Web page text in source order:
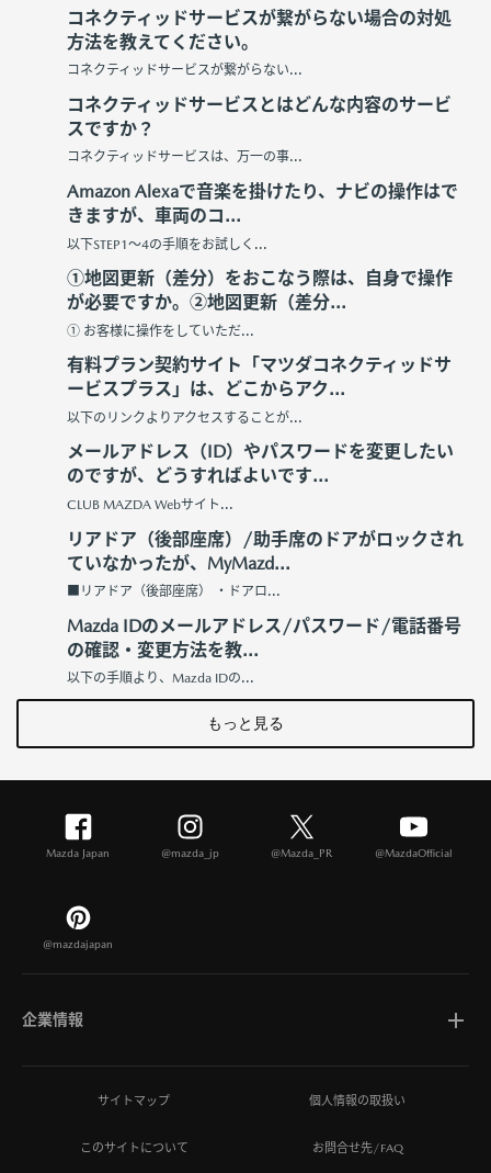
コネクティッドサービスが繋がらない場合の対処
方法を教えてください。
コネクティッドサービスが繋がらない...
コネクティッドサービスとはどんな内容のサービ
スですか？
コネクティッドサービスは、万一の事...
Amazon Alexaで音楽を掛けたり、ナビの操作はで
きますが、車両のコ...
以下STEP1～4の手順をお試しく...
①地図更新（差分）をおこなう際は、自身で操作
が必要ですか。②地図更新（差分...
① お客様に操作をしていただ...
有料プラン契約サイト「マツダコネクティッドサ
ービスプラス」は、どこからアク...
以下のリンクよりアクセスすることが...
メールアドレス（ID）やパスワードを変更したい
のですが、どうすればよいです...
CLUB MAZDA Webサイト...
リアドア（後部座席）/助手席のドアがロックされ
ていなかったが、MyMazd...
■リアドア（後部座席） ・ドアロ...
Mazda IDのメールアドレス/パスワード/電話番号
の確認・変更方法を教...
以下の手順より、Mazda IDの...
もっと見る
Mazda Japan @mazda_jp @Mazda_PR @MazdaOfficial
@mazdajapan
企業情報
マツダについて
ひとを想う価値創造
サイトマップ 個人情報の取扱い
このサイトについて お問合せ先/FAQ